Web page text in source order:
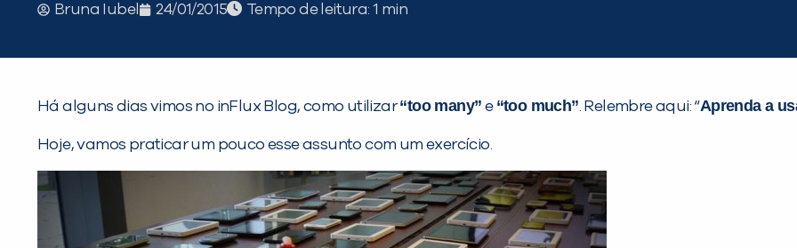
Bruna Iubel 24/01/2015 Tempo de leitura:
Há alguns dias vimos no inFlux Blog, como utilizar“too many” e “too much”. Relembre aqui: “Aprenda a
Hoje, vamos praticar um pouco esse assunto com um exercício.